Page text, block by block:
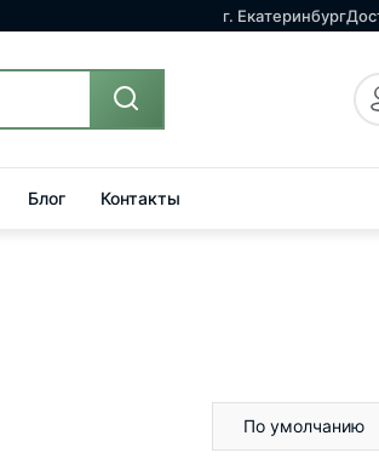
г. Екатеринбург
Блог Контакты
По умолчанию